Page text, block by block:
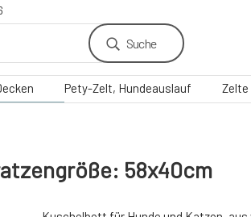
Suche
Pety-Zelt, Hundeauslauf
58x40cm